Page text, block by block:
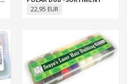
22,95 EUR